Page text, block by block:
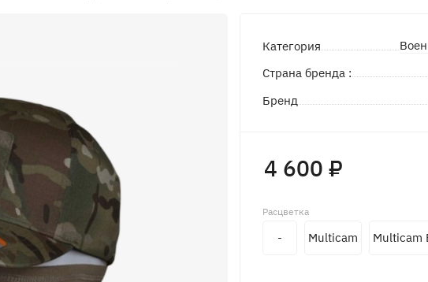
Категория
Страна бренда :
Бренд
Расцветка
- Multicam Multicam
4 600 ₽